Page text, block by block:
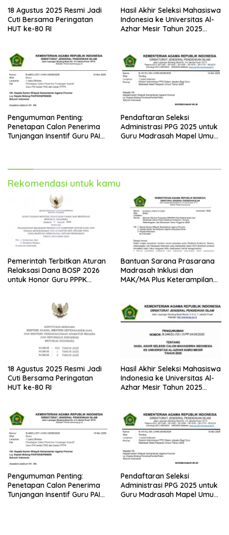
18 Agustus 2025 Resmi Jadi
Cuti Bersama Peringatan
HUT ke-80 RI
Hasil Akhir Seleksi Mahasiswa
Indonesia ke Universitas Al-
Azhar Mesir Tahun 2025
Pengumuman Penting:
Penetapan Calon Penerima
Tunjangan Insentif Guru PAI
Pendaftaran Seleksi
Administrasi PPG 2025 untuk
Guru Madrasah Mapel Umum
Rekomendasi untuk kamu
Pemerintah Terbitkan Aturan
Relaksasi Dana BOSP 2026
untuk Honor Guru PPPK
Bantuan Sarana Prasarana
Madrasah Inklusi dan
MAK/MA Plus Keterampilan
18 Agustus 2025 Resmi Jadi
Cuti Bersama Peringatan
HUT ke-80 RI
Hasil Akhir Seleksi Mahasiswa
Indonesia ke Universitas Al-
Azhar Mesir Tahun 2025
Pengumuman Penting:
Penetapan Calon Penerima
Tunjangan Insentif Guru PAI
Pendaftaran Seleksi
Administrasi PPG 2025 untuk
Guru Madrasah Mapel Umum